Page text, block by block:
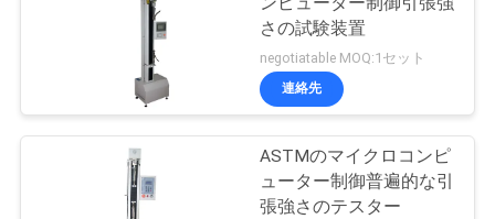
さの試験装置
negotiatable MOQ:1セット
連絡先
ASTMのマイクロコンピ
ューター制御普遍的な引
張強さのテスター